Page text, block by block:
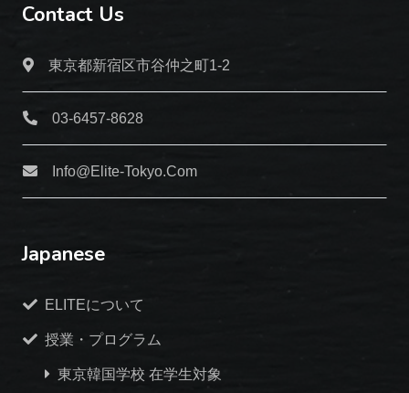
Contact Us
東京都新宿区市谷仲之町1-2
03-6457-8628
Info@elite-Tokyo.com
Japanese
ELITEについて
授業・プログラム
東京韓国学校 在学生対象